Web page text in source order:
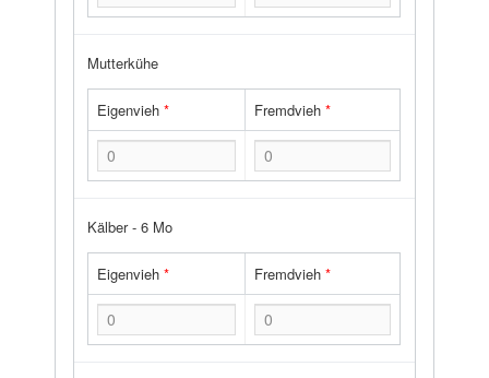
Mutterkühe
Eigenvieh* Fremdvieh*
Kälber - 6 Mo
Eigenvieh* Fremdvieh*